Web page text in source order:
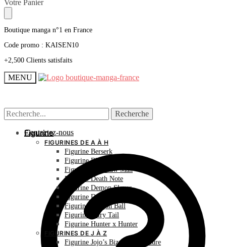
Skip
to
navigation
Skip
to
content
Votre Panier
Boutique manga n°1 en France
Code promo : KAISEN10
+2,500 Clients satisfaits
MENU
Recherche
pour :
Recherche
Contactez-nous
Recherche
pour :
Recherche
Figurine
FIGURINES DE A À H
Figurine Berserk
Figurine Bleach
Figurine Chainsaw Man
Figurine Death Note
Figurine Demon Slayer
Figurine Dr Stone
Figurine Dragon Ball
Figurine Fairy Tail
Figurine Hunter x Hunter
FIGURINES DE J À Z
Figurine Jojo’s Bizarre Adventure